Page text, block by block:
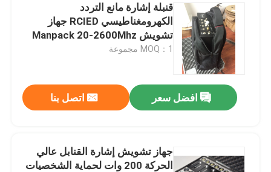
قنبلة إشارة مانع التردد
الكهرومغناطيسي RCIED جهاز
تشويش Manpack 20-2600Mhz
MOQ：1 مجموعة
افضل سعر اتصل بنا
جهاز تشويش إشارة القنابل عالي
الحركة 200 وات لحماية الشخصيات